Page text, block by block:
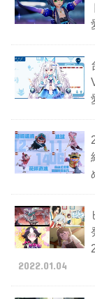
2022.01.04